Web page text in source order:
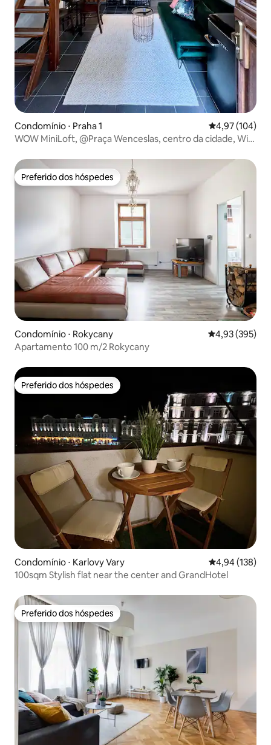
Condomínio ⋅ Praha 1 4,97 de uma
4,97 (104)
WOW MiniLoft, @Praça Wenceslas, centro da cidade, Wi-
Preferido dos hóspedes
Preferido dos hóspedes
Condomínio ⋅ Rokycany 4,93 de uma
4,93 (395)
Apartamento 100 m/2 Rokycany
Preferido dos hóspedes
Preferido dos hóspedes
Condomínio ⋅ Karlovy Vary 4,94 de uma
4,94 (138)
100sqm Stylish flat near the center and GrandHotel
Preferido dos hóspedes
Preferido dos hóspedes